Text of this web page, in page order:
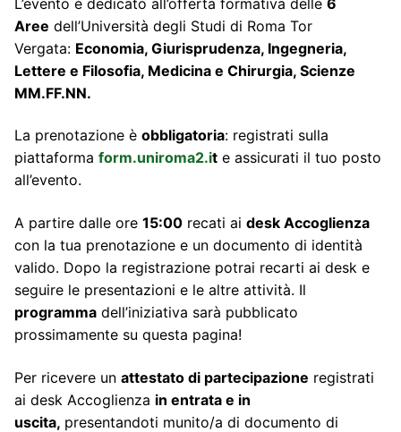
Aree dell’Università degli Studi di Roma Tor
Vergata: Economia, Giurisprudenza, Ingegneria,
Lettere e Filosofia, Medicina e Chirurgia, Scienze
MM.FF.NN.
La prenotazione è obbligatoria: registrati sulla
piattaforma form.uniroma2.it e assicurati il tuo posto
all’evento.
A partire dalle ore 15:00 recati ai desk Accoglienza
con la tua prenotazione e un documento di identità
valido. Dopo la registrazione potrai recarti ai desk e
seguire le presentazioni e le altre attività. Il
programma dell’iniziativa sarà pubblicato
prossimamente su questa pagina!
Per ricevere un attestato di partecipazione registrati
ai desk Accoglienza in entrata e in
uscita, presentandoti munito/a di documento di